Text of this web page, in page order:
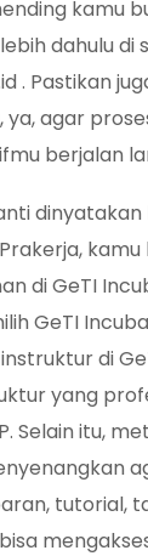
kamu
dahulu di
. Pastikan
ya, agar
berjalan
dinyatakan
kamu
di GeTI
GeTI
di
yang
Selain itu,
tutorial,